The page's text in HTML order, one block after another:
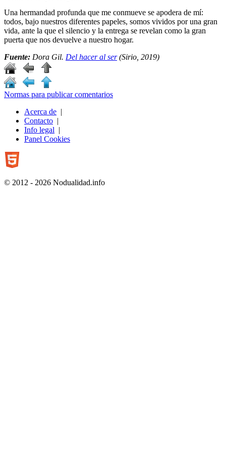
Una hermandad profunda que me conmueve se apodera de mí:
todos, bajo nuestros diferentes papeles, somos vividos por una gran
vida, ante la que el silencio y la entrega se revelan como la gran
puerta que nos devuelve a nuestro hogar.
Fuente: Dora Gil. Del hacer al ser(Sirio, 2019)
Normas para publicar comentarios
Acerca de |
Contacto |
Info legal |
Panel Cookies
© 2012 - 2026 Nodualidad.info